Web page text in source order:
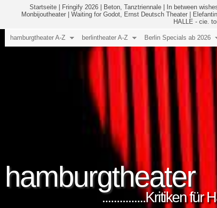
Startseite Fringify 2026 Beton, Tanztriennale
In between
Monbijoutheater
Waiting for Godot, Ernst Deutsch Theater
HALLE - cie.
hamburgtheater
...............Kritiken für
hamburgtheater A-Z berlintheater A-Z Berlin Specials ab 2026